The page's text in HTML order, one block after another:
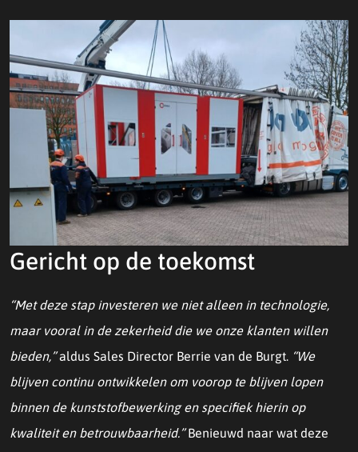
Gericht op de toekomst
“Met deze stap investeren we niet alleen in technologie,
maar vooral in de zekerheid die we onze klanten willen
bieden,”aldus Sales Director Berrie van de Burgt. “We
blijven continu ontwikkelen om voorop te blijven lopen
binnen de kunststofbewerking en specifiek hierin op
kwaliteit en betrouwbaarheid.”Benieuwd naar wat deze